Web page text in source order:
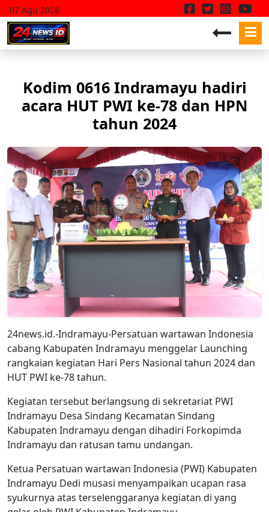
07 Agu 2026
Kodim 0616 Indramayu hadiri
acara HUT PWI ke-78 dan HPN
tahun 2024
24news.id.-Indramayu-Persatuan wartawan Indonesia
cabang Kabupaten Indramayu menggelar Launching
rangkaian kegiatan Hari Pers Nasional tahun 2024 dan
HUT PWI ke-78 tahun.
Kegiatan tersebut berlangsung di sekretariat PWI
Indramayu Desa Sindang Kecamatan Sindang
Kabupaten Indramayu dengan dihadiri Forkopimda
Indramayu dan ratusan tamu undangan.
Ketua Persatuan wartawan Indonesia (PWI) Kabupaten
Indramayu Dedi musasi menyampaikan ucapan rasa
syukurnya atas terselenggaranya kegiatan di yang